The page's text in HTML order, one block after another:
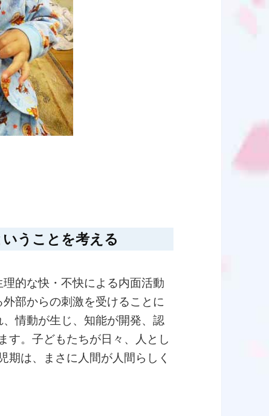
うことを考える
的な快・不快による内面活動
部からの刺激を受けることに
情動が生じ、知能が開発、認
す。子どもたちが日々、人とし
期は、まさに人間が人間らしく